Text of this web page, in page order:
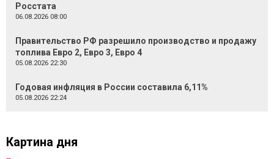
Росстата
06.08.2026 08:00
Правительство РФ разрешило производство и продажу
топлива Евро 2, Евро 3, Евро 4
05.08.2026 22:30
Годовая инфляция в России составила 6,11%
05.08.2026 22:24
Картина дня